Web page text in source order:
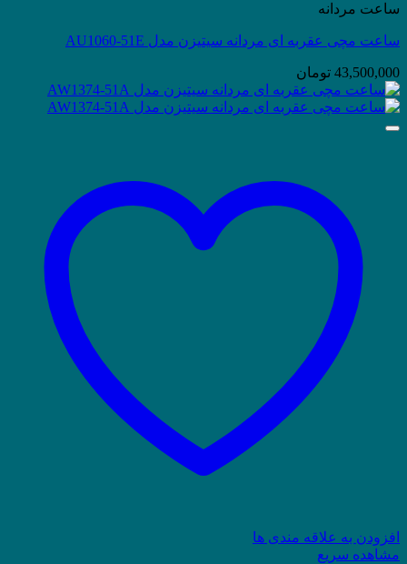
ساعت مردانه
ساعت مچی عقربه ای مردانه سیتیزن مدل AU1060-51E
43,500,000 تومان
افزودن به علاقه مندی ها
مشاهده سریع